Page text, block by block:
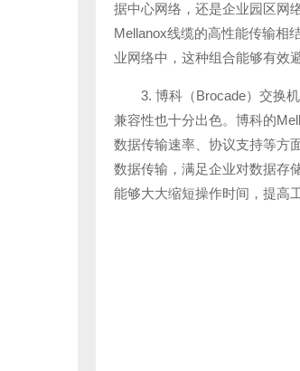
据中心网络，还是企业园区网
Mellanox线缆的高性能传输相
业网络中，这种组合能够有效
3. 博科（Brocade）交换
兼容性也十分出色。博科的
数据传输速率、协议支持等方
数据传输，满足企业对数据存
能够大大缩短操作时间，提高